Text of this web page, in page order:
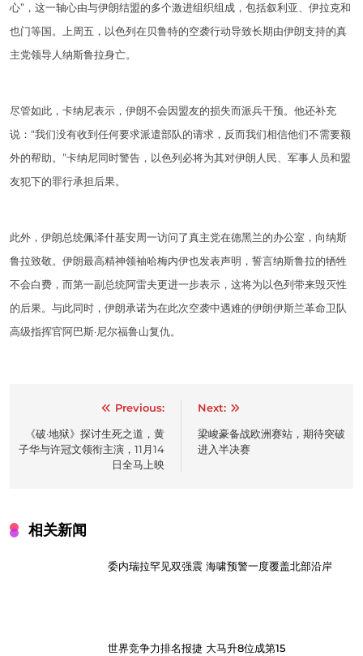
心”，这一轴心由与伊朗结盟的多个激进组织组成，包括叙利亚、伊拉克和
也门等国。上周五，以色列在贝鲁特的空袭行动导致长期由伊朗支持的真
主党领导人纳斯鲁拉身亡。
尽管如此，卡纳尼表示，伊朗不会因盟友的损失而派兵干预。他还补充
说：“我们没有收到任何要求派遣部队的请求，反而我们相信他们不需要额
外的帮助。”卡纳尼同时警告，以色列必将为其对伊朗人民、军事人员和盟
友犯下的罪行承担后果。
此外，伊朗总统佩泽什基安周一访问了真主党在德黑兰的办公室，向纳斯
鲁拉致敬。伊朗最高精神领袖哈梅内伊也发表声明，誓言纳斯鲁拉的牺牲
不会白费，而第一副总统阿雷夫更进一步表示，这将为以色列带来毁灭性
的后果。与此同时，伊朗承诺为在此次空袭中遇难的伊朗伊斯兰革命卫队
高级指挥官阿巴斯·尼尔福鲁山复仇。
navigation
Previous:
《破·地狱》探讨生死之道，黄
子华与许冠文领衔主演，11月14
日全马上映
Next:
梁峻豪备战欧洲赛站，期待突破
进入半决赛
相关新闻
委内瑞拉罕见双强震 海啸预警一度覆盖北部沿岸
世界竞争力排名报捷 大马升8位成第15